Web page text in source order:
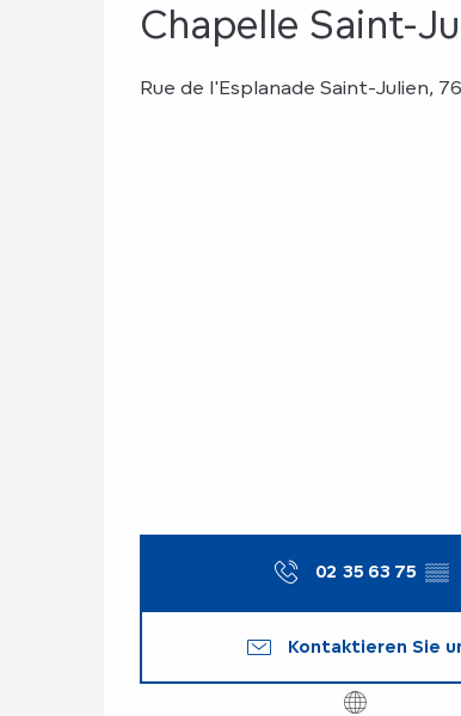
Chapelle Saint-
Rue de l'Esplanade Saint-Julien,
02 35 63 75 ▒▒
Kontaktieren Sie